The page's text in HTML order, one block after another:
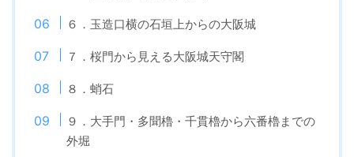
６．玉造口横の石垣上からの大阪城
７．桜門から見える大阪城天守閣
８．蛸石
９．大手門・多聞櫓・千貫櫓から六番櫓までの
外堀